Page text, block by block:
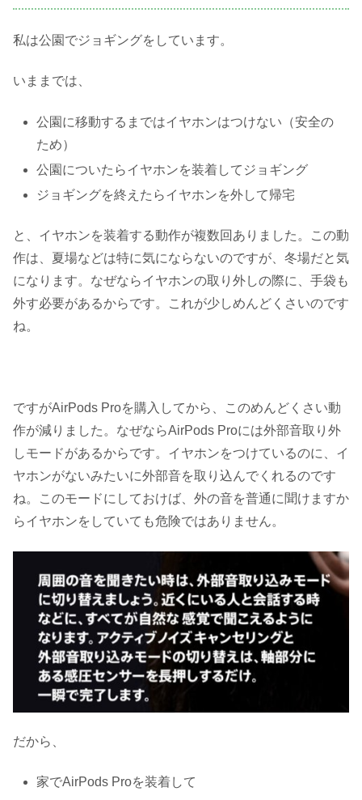
私は公園でジョギングをしています。
いままでは、
公園に移動するまではイヤホンはつけない（安全の
ため）
公園についたらイヤホンを装着してジョギング
ジョギングを終えたらイヤホンを外して帰宅
と、イヤホンを装着する動作が複数回ありました。この動
作は、夏場などは特に気にならないのですが、冬場だと気
になります。なぜならイヤホンの取り外しの際に、手袋も
外す必要があるからです。これが少しめんどくさいのです
ね。
ですがAirPods Proを購入してから、このめんどくさい動
作が減りました。なぜならAirPods Proには外部音取り外
しモードがあるからです。イヤホンをつけているのに、イ
ヤホンがないみたいに外部音を取り込んでくれるのです
ね。このモードにしておけば、外の音を普通に聞けますか
らイヤホンをしていても危険ではありません。
だから、
家でAirPods Proを装着して